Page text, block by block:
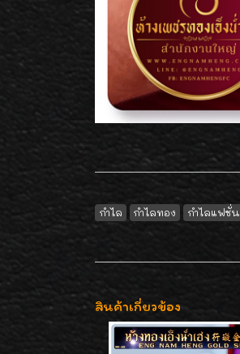
กำไล กำไลทอง กำไลแฟชั่น
สินค้าเกี่ยวข้อง